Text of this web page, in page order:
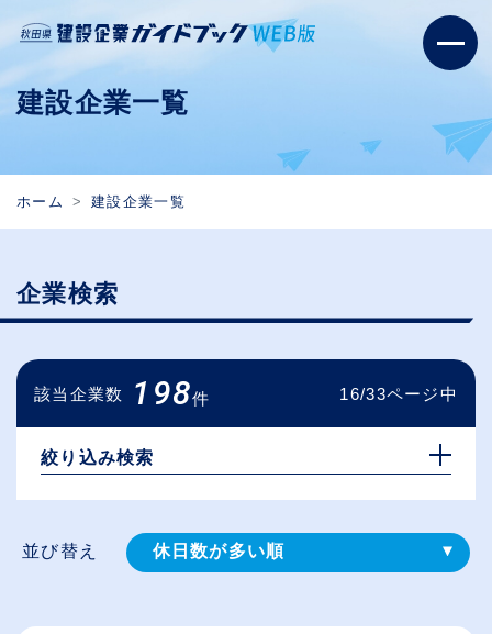
建設企業一覧
ホーム 建設企業一覧
企業検索
該当企業数 198件 16/33ページ中
絞り込み検索
並び替え 休日数が多い順